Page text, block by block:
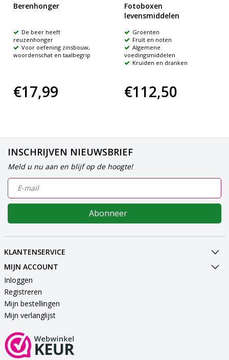
Berenhonger
De beer heeft
reuzenhonger
Voor oefening zinsbouw,
woordenschat en taalbegrip
€17,99
Fotoboxen
levensmiddelen
Groenten
Fruit en noten
Algemene
voedingsmiddelen
Kruiden en dranken
€112,50
INSCHRIJVEN NIEUWSBRIEF
Meld u nu aan en blijf op de hoogte!
Abonneer
KLANTENSERVICE
MIJN ACCOUNT
Inloggen
Registreren
Mijn bestellingen
Mijn verlanglijst